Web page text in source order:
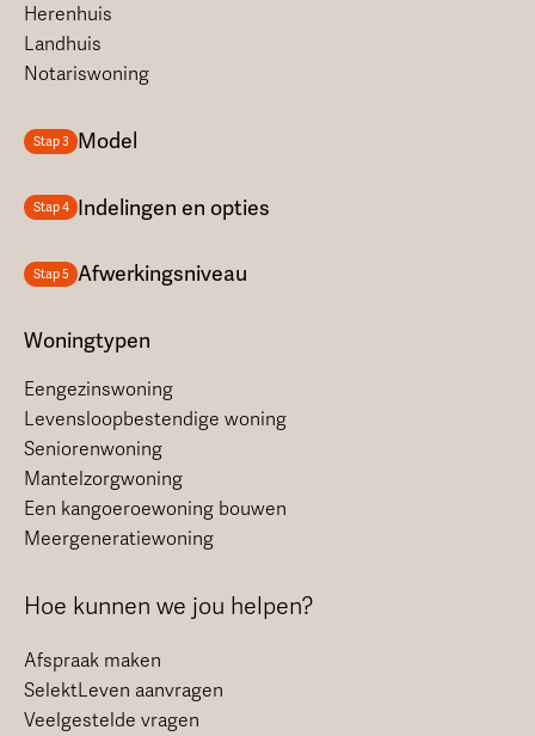
Herenhuis
Landhuis
Notariswoning
Stap 3 Model
Stap 4 Indelingen en opties
Stap 5 Afwerkingsniveau
Woningtypen
Eengezinswoning
Levensloopbestendige woning
Seniorenwoning
Mantelzorgwoning
Een kangoeroewoning bouwen
Meergeneratiewoning
Hoe kunnen we jou helpen?
Afspraak maken
SelektLeven aanvragen
Veelgestelde vragen